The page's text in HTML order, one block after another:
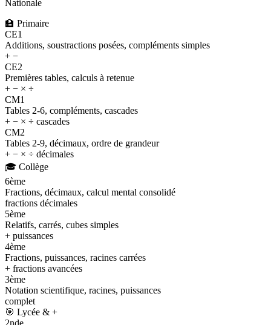
Nationale
🏫 Primaire
CE1
Additions, soustractions posées, compléments simples
+ −
CE2
Premières tables, calculs à retenue
+ − × ÷
CM1
Tables 2-6, compléments, cascades
+ − × ÷ cascades
CM2
Tables 2-9, décimaux, ordre de grandeur
+ − × ÷ décimales
🎓 Collège
6ème
Fractions, décimaux, calcul mental consolidé
fractions décimales
5ème
Relatifs, carrés, cubes simples
+ puissances
4ème
Fractions, puissances, racines carrées
+ fractions avancées
3ème
Notation scientifique, racines, puissances
complet
🎯 Lycée & +
2nde